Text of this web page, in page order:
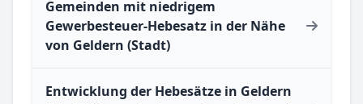
Gemeinden mit niedrigem
Gewerbesteuer-Hebesatz in der Nähe
von Geldern (Stadt)
Entwicklung der Hebesätze in Geldern